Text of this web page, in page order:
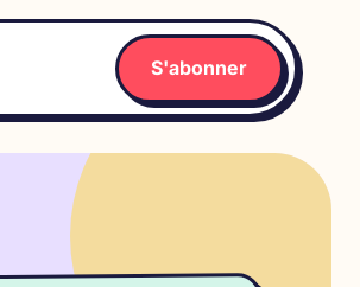
S'abonner